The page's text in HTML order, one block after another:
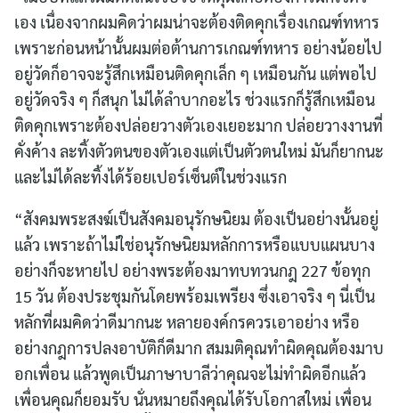
เอง เนื่องจากผมคิดว่าผมน่าจะต้องติดคุกเรื่องเกณฑ์ทหาร
เพราะก่อนหน้านั้นผมต่อต้านการเกณฑ์ทหาร อย่างน้อยไป
อยู่วัดก็อาจจะรู้สึกเหมือนติดคุกเล็ก ๆ เหมือนกัน แต่พอไป
อยู่วัดจริง ๆ ก็สนุก ไม่ได้ลำบากอะไร ช่วงแรกก็รู้สึกเหมือน
ติดคุกเพราะต้องปล่อยวางตัวเองเยอะมาก ปล่อยวางงานที่
คั่งค้าง ละทิ้งตัวตนของตัวเองแต่เป็นตัวตนใหม่ มันก็ยากนะ
และไม่ได้ละทิ้งได้ร้อยเปอร์เซ็นต์ในช่วงแรก
“สังคมพระสงฆ์เป็นสังคมอนุรักษนิยม ต้องเป็นอย่างนั้นอยู่
แล้ว เพราะถ้าไม่ใช่อนุรักษนิยมหลักการหรือแบบแผนบาง
อย่างก็จะหายไป อย่างพระต้องมาทบทวนกฎ 227 ข้อทุก
15 วัน ต้องประชุมกันโดยพร้อมเพรียง ซึ่งเอาจริง ๆ นี่เป็น
หลักที่ผมคิดว่าดีมากนะ หลายองค์กรควรเอาอย่าง หรือ
อย่างกฎการปลงอาบัติก็ดีมาก สมมติคุณทำผิดคุณต้องมาบ
อกเพื่อน แล้วพูดเป็นภาษาบาลีว่าคุณจะไม่ทำผิดอีกแล้ว
เพื่อนคุณก็ยอมรับ นั่นหมายถึงคุณได้รับโอกาสใหม่ เพื่อน